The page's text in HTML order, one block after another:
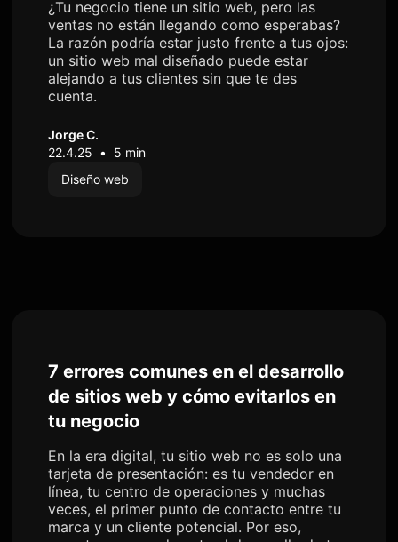
¿Tu negocio tiene un sitio web, pero las
ventas no están llegando como esperabas?
La razón podría estar justo frente a tus ojos:
un sitio web mal diseñado puede estar
alejando a tus clientes sin que te des
cuenta.
Jorge C.
22.4.25 •
5 min
Diseño web
7 errores comunes en el desarrollo
de sitios web y cómo evitarlos en
tu negocio
En la era digital, tu sitio web no es solo una
tarjeta de presentación: es tu vendedor en
línea, tu centro de operaciones y muchas
veces, el primer punto de contacto entre tu
marca y un cliente potencial. Por eso,